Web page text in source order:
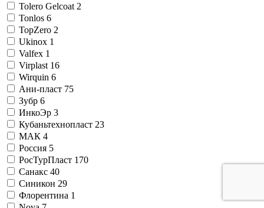
Tolero Gelcoat 2
Tonlos 6
TopZero 2
Ukinox 1
Valfex 1
Virplast 16
Wirquin 6
Ани-пласт 75
Зубр 6
ИнкоЭр 3
Кубаньтехнопласт 23
МАК 4
Россия 5
РосТурПласт 170
Санакс 40
Синикон 29
Флорентина 1